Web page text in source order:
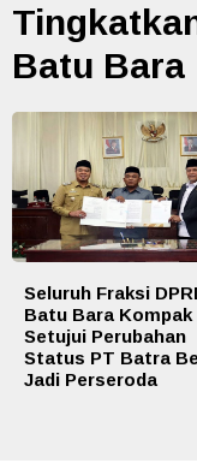
Batu Bara
Seluruh Fraksi
Batu Bara Kompak
Setujui Perubahan
Status PT Batra
Jadi Perseroda